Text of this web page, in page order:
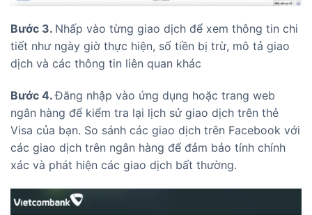
Bước 3. Nhấp vào từng giao dịch để xem thông tin chi
tiết như ngày giờ thực hiện, số tiền bị trừ, mô tả giao
dịch và các thông tin liên quan khác
Bước 4.Đăng nhập vào ứng dụng hoặc trang web
ngân hàng để kiểm tra lại lịch sử giao dịch trên thẻ
Visa của bạn. So sánh các giao dịch trên Facebook với
các giao dịch trên ngân hàng để đảm bảo tính chính
xác và phát hiện các giao dịch bất thường.